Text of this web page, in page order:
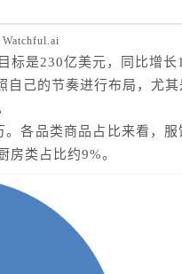
标是230亿美元，同比增
己的节奏进行布局，尤
各品类商品占比来看，
房类占比约9%。